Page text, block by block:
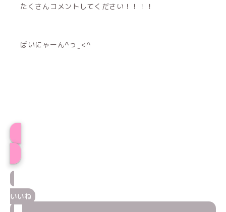
たくさんコメントしてください！！！！
ばいにゃーん^っ ̫ <^
いいね